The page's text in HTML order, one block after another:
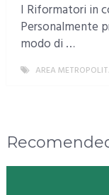
I Riformatori in
Personalmente
modo di …
AREA